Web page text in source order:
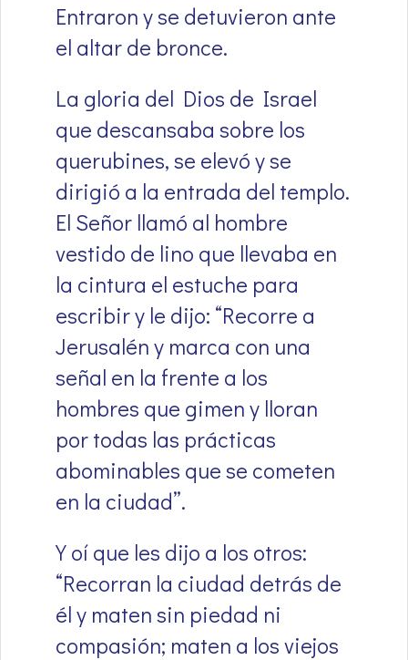
Entraron y se detuvieron ante
el altar de bronce.
La gloria del Dios de Israel
que descansaba sobre los
querubines, se elevó y se
dirigió a la entrada del templo.
El Señor llamó al hombre
vestido de lino que llevaba en
la cintura el estuche para
escribir y le dijo: “Recorre a
Jerusalén y marca con una
señal en la frente a los
hombres que gimen y lloran
por todas las prácticas
abominables que se cometen
en la ciudad”.
Y oí que les dijo a los otros:
“Recorran la ciudad detrás de
él y maten sin piedad ni
compasión; maten a los viejos